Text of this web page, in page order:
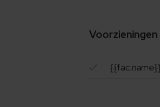
Voorzieningen